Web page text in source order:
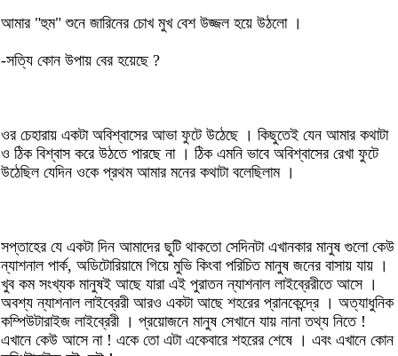
আমার "হুম" শুনে জারিনের চোখ মুখ বেশ উজ্জল হয়ে উঠলো ।
-সত্যি কোন উপায় বের হয়েছে ?
ওর চেহারায় একটা অবিশ্বাসের আভা ফুটে উঠেছে । কিছুতেই যেন আমার কথাটা
ও ঠিক বিশ্বাস করে উঠতে পারছে না । ঠিক এমনি ভাবে অবিশ্বাসের রেখা ফুটে
উঠেছিল যেদিন ওকে প্রথম আমার মনের কথাটা বলেছিলাম ।
সপ্তাহের যে একটা দিন আমাদের ছুটি থাকতো সেদিনটা এখানকার মানুষ গুলো কেউ
ন্যাশনাল পার্ক, অডিটোরিয়ামে গিয়ে মুভি কিংবা পরিচিত মানুষ জনের বাসায় যায় ।
খুব কম সংখ্যক মানুষই আছে যারা এই পুরাতন ন্যাশনাল লাইব্রেরীতে আসে ।
অবশ্য ন্যাশনাল লাইব্রেরী আরও একটা আছে শহরের প্রানকেন্দ্রে । অত্যাধুনিক
কম্পিউটারাইজ লাইব্রেরী । প্রয়োজনে মানুষ সেখানে যায় নানা তথ্য নিতে !
এখানে কেউ আসে না ! একে তো এটা একেবারে শহরের শেষে । এবং এখানে কোন